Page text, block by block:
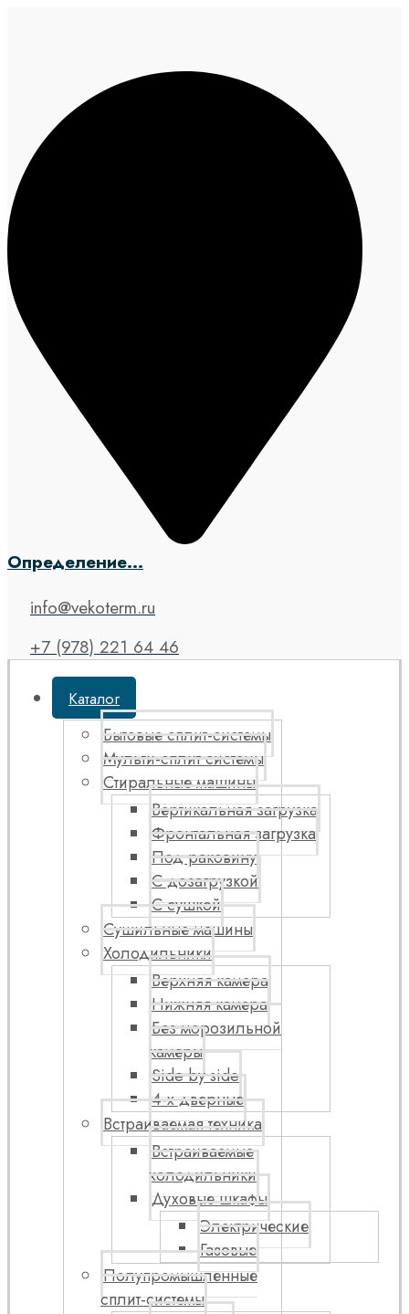
Определение...
info@vekoterm.ru
+7 (978) 221 64 46
Каталог
Бытовые сплит-системы
Мульти-сплит системы
Стиральные машины
Вертикальная загрузка
Фронтальная загрузка
Под раковину
С дозагрузкой
С сушкой
Сушильные машины
Холодильники
Верхняя камера
Нижняя камера
Без морозильной
камеры
Side by side
4-х дверные
Встраиваемая техника
Встраиваемые
холодильники
Духовые шкафы
Электрические
Газовые
Полупромышленные
сплит-системы